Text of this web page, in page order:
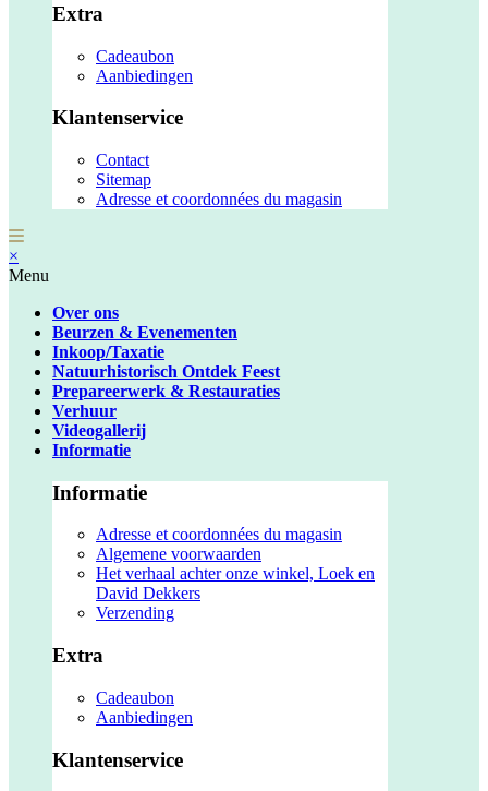
Extra
Cadeaubon
Aanbiedingen
Klantenservice
Contact
Sitemap
Adresse et coordonnées du magasin
×
Menu
Over ons
Beurzen & Evenementen
Inkoop/Taxatie
Natuurhistorisch Ontdek Feest
Prepareerwerk & Restauraties
Verhuur
Videogallerij
Informatie
Informatie
Adresse et coordonnées du magasin
Algemene voorwaarden
Het verhaal achter onze winkel, Loek en
David Dekkers
Verzending
Extra
Cadeaubon
Aanbiedingen
Klantenservice